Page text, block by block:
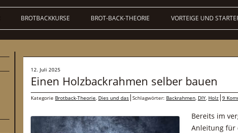
BROTBACKKURSE BROT-BACK-THEORIE VORTEIGE UND
12. Juli 2025
Einen Holzbackrahmen selber bauen
Kategorie Brotback-Theorie, Dies und das Schlagwörter: Backrahmen, DIY, Holz 9
Bereits im
Anleitung für